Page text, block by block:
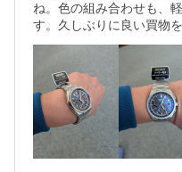
ね。色の組み合わせも、
す。久しぶりに良い買物